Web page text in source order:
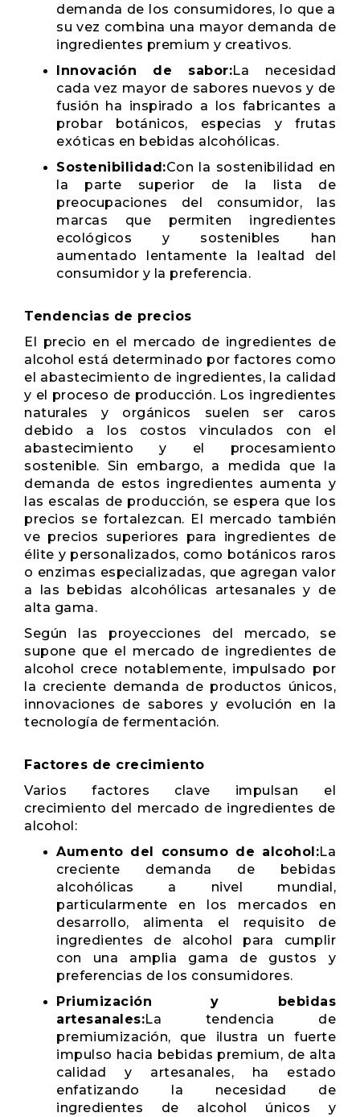
demanda de los consumidores, lo que a
su vez combina una mayor demanda de
ingredientes premium y creativos.
Innovación de sabor:La necesidad
cada vez mayor de sabores nuevos y de
fusión ha inspirado a los fabricantes a
probar botánicos, especias y frutas
exóticas en bebidas alcohólicas.
Sostenibilidad:Con la sostenibilidad en
la parte superior de la lista de
preocupaciones del consumidor, las
marcas que permiten ingredientes
ecológicos y sostenibles han
aumentado lentamente la lealtad del
consumidor y la preferencia.
Tendencias de precios
El precio en el mercado de ingredientes de
alcohol está determinado por factores como
el abastecimiento de ingredientes, la calidad
y el proceso de producción. Los ingredientes
naturales y orgánicos suelen ser caros
debido a los costos vinculados con el
abastecimiento y el procesamiento
sostenible. Sin embargo, a medida que la
demanda de estos ingredientes aumenta y
las escalas de producción, se espera que los
precios se fortalezcan. El mercado también
ve precios superiores para ingredientes de
élite y personalizados, como botánicos raros
o enzimas especializadas, que agregan valor
a las bebidas alcohólicas artesanales y de
alta gama.
Según las proyecciones del mercado, se
supone que el mercado de ingredientes de
alcohol crece notablemente, impulsado por
la creciente demanda de productos únicos,
innovaciones de sabores y evolución en la
tecnología de fermentación.
Factores de crecimiento
Varios factores clave impulsan el
crecimiento del mercado de ingredientes de
alcohol:
Aumento del consumo de alcohol:La
creciente demanda de bebidas
alcohólicas a nivel mundial,
particularmente en los mercados en
desarrollo, alimenta el requisito de
ingredientes de alcohol para cumplir
con una amplia gama de gustos y
preferencias de los consumidores.
Priumización y bebidas
artesanales:La tendencia de
premiumización, que ilustra un fuerte
impulso hacia bebidas premium, de alta
calidad y artesanales, ha estado
enfatizando la necesidad de
ingredientes de alcohol únicos y